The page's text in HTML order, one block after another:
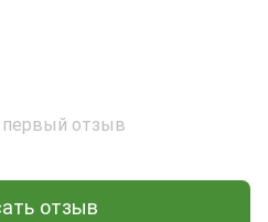
отзыв
отзыв